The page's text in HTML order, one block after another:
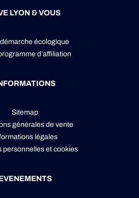
LYON & VOUS
écologique
d’affiliation
Sitemap
générales de vente
légales
personnelleset cookies